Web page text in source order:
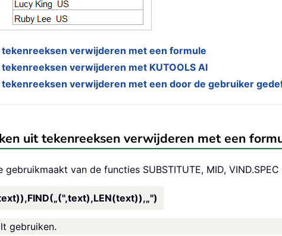
verwijderen met een formule
verwijderen met KUTOOLS AI
verwijderen met een door de gebruiker
uit tekenreeksen verwijderen met een
van de functies SUBSTITUTE, MID,
gebruiken.